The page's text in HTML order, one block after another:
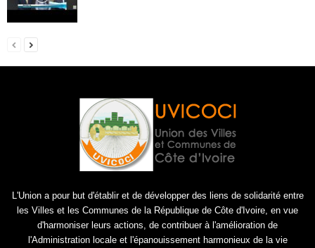
L'Union a pour but d'établir et de développer des liens de solidarité entre
les Villes et les Communes de la République de Côte d'Ivoire, en vue
d'harmoniser leurs actions, de contribuer à l'amélioration de
l'Administration locale et l'épanouissement harmonieux de la vie